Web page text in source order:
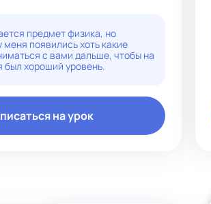
раскрыть свой
индивидуальном подходе и
упражнения и задания,
материала.
предмет физика, но
появились хоть какие
с вами дальше, чтобы на
был хороший уровень.
на урок